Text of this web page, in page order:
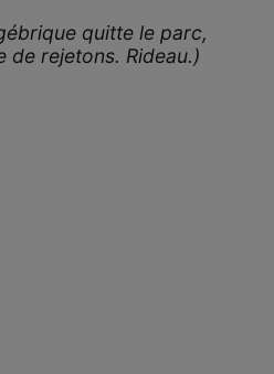
quitte le parc,
de rejetons. Rideau.)